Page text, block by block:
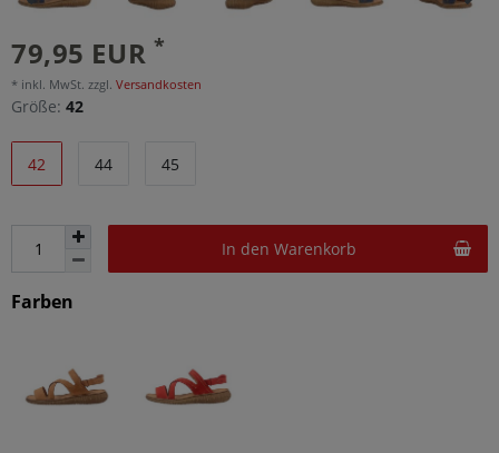
79,95 EUR *
* inkl. MwSt. zzgl. Versandkosten
Größe: 42
42 44 45
In den Warenkorb
Farben